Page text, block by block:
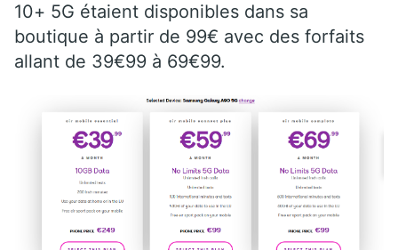
10+ 5G étaient disponibles dans sa
boutique à partir de 99€ avec des forfaits
allant de 39€99 à 69€99.